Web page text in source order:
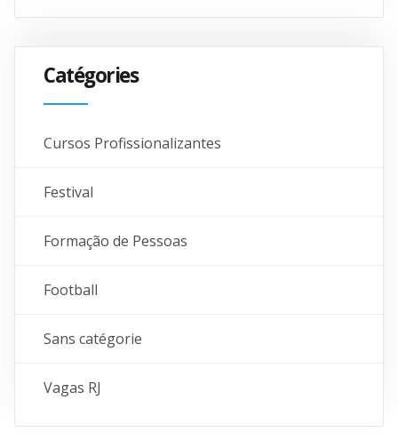
Catégories
Cursos Profissionalizantes
Festival
Formação de Pessoas
Football
Sans catégorie
Vagas RJ